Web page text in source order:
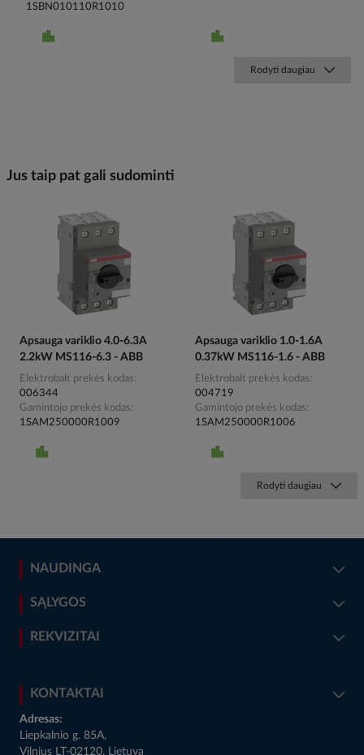
1SBN010110R1010
Rodyti daugiau
Jus taip pat gali sudominti
Apsauga variklio 4.0-6.3A
2.2kW MS116-6.3 - ABB
Elektrobalt prekės kodas
006344
Gamintojo prekės kodas
1SAM250000R1009
Apsauga variklio 1.0-1.6A
0.37kW MS116-1.6 - ABB
Elektrobalt prekės kodas
004719
Gamintojo prekės kodas
1SAM250000R1006
Rodyti daugiau
NAUDINGA
SĄLYGOS
REKVIZITAI
KONTAKTAI
Adresas:
Liepkalnio g. 85A,
Vilnius LT-02120, Lietuva